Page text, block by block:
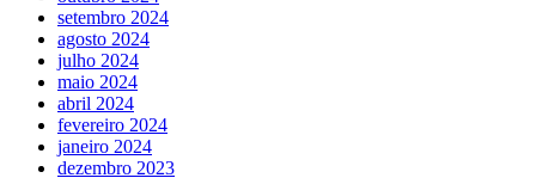
setembro 2024
agosto 2024
julho 2024
maio 2024
abril 2024
fevereiro 2024
janeiro 2024
dezembro 2023